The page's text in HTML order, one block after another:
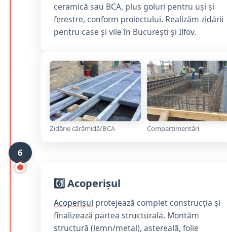
ceramică sau BCA, plus goluri pentru uși și
ferestre, conform proiectului. Realizăm zidării
pentru case și vile în București și Ilfov.
Zidărie cărămidă/BCA Compartimentări
6
6️⃣ Acoperișul
Acoperișul protejează complet construcția și
finalizează partea structurală. Montăm
structură (lemn/metal), astereală, folie